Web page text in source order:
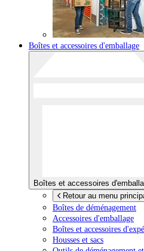
Boîtes et accessoires d'emballage
Boîtes et accessoires
Retour au menu
Boîtes de déménagement
Accessoires d'emballage
Boîtes et accessoires
Housses et sacs